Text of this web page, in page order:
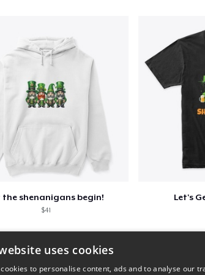
the shenanigans begin!
$41
Let's
uses cookies
to personalise content, ads and to analyse our